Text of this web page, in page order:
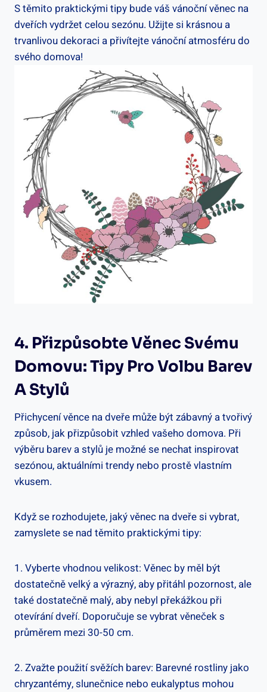
S těmito praktickými tipy bude váš vánoční‌ věnec na
dveřích vydržet celou sezónu. Užijte si krásnou ‌a
trvanlivou dekoraci a přivítejte vánoční atmosféru do
svého domova!
4. Přizpůsobte Věnec Svému
Domovu: Tipy Pro Volbu ‌barev
A Stylů
Přichycení⁣ věnce​ na dveře může ‍být ⁢zábavný a tvořivý
způsob, jak ⁤přizpůsobit vzhled vašeho domova. Při
výběru barev a stylů ⁣je možné se nechat⁢ inspirovat
sezónou, aktuálními trendy nebo prostě vlastním
vkusem.
Když se rozhodujete, jaký věnec na dveře si vybrat,
zamyslete se nad těmito praktickými tipy:
1. Vyberte vhodnou velikost: Věnec by měl být
dostatečně velký a výrazný, aby přitáhl pozornost, ⁣ale
také dostatečně malý, aby nebyl překážkou při
otevírání dveří. Doporučuje se vybrat věneček s
průměrem mezi 30-50 cm.
2. Zvažte použití svěžích barev: Barevné⁢ rostliny jako
chryzantémy, slunečnice nebo eukalyptus mohou